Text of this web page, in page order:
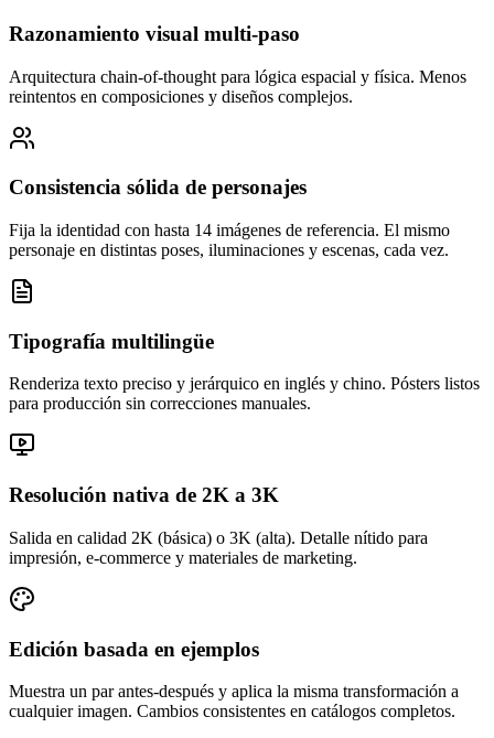
Razonamiento visual multi-paso
Arquitectura chain-of-thought para lógica espacial y física. Menos
reintentos en composiciones y diseños complejos.
Consistencia sólida de personajes
Fija la identidad con hasta 14 imágenes de referencia. El mismo
personaje en distintas poses, iluminaciones y escenas, cada vez.
Tipografía multilingüe
Renderiza texto preciso y jerárquico en inglés y chino. Pósters listos
para producción sin correcciones manuales.
Resolución nativa de 2K a 3K
Salida en calidad 2K (básica) o 3K (alta). Detalle nítido para
impresión, e-commerce y materiales de marketing.
Edición basada en ejemplos
Muestra un par antes-después y aplica la misma transformación a
cualquier imagen. Cambios consistentes en catálogos completos.